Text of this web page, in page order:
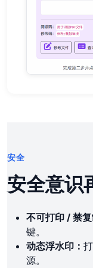
安全
安全意识
不可打印 / 禁复
键。
动态浮水印：
源。